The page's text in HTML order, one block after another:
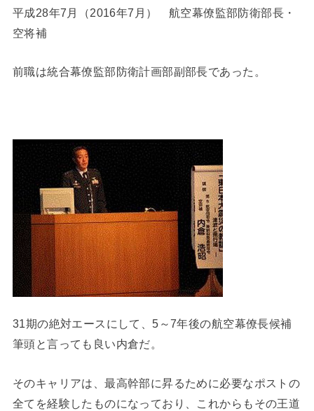
平成28年7月（2016年7月） 航空幕僚監部防衛部長・
空将補
前職は統合幕僚監部防衛計画部副部長であった。
31期の絶対エースにして、5～7年後の航空幕僚長候補
筆頭と言っても良い内倉だ。
そのキャリアは、最高幹部に昇るために必要なポストの
全てを経験したものになっており、これからもその王道